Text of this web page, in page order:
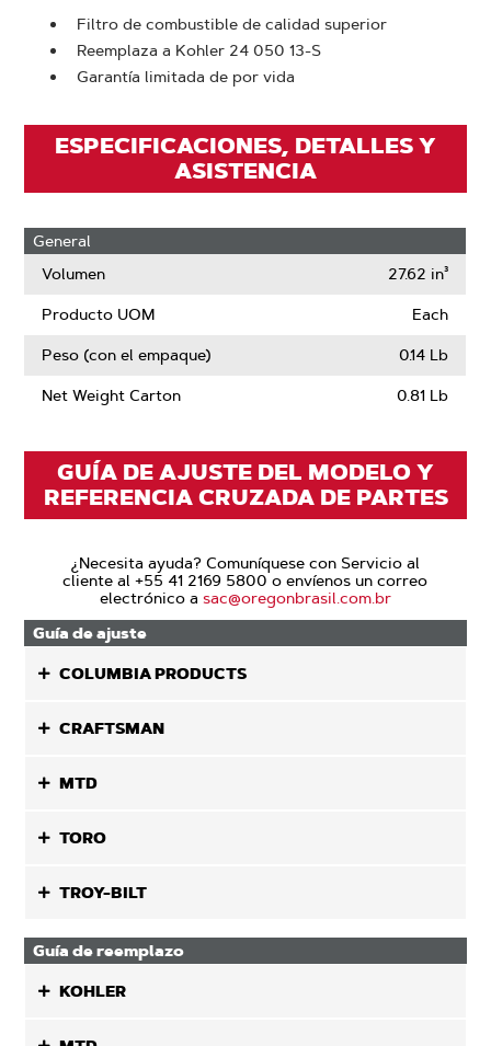
Filtro de combustible de calidad superior
Reemplaza a Kohler 24 050 13-S
Garantía limitada de por vida
ESPECIFICACIONES, DETALLES Y
ASISTENCIA
General
Volumen
27.62 in³
Producto UOM Each
Peso (con el empaque) 0.14 Lb
Net Weight Carton 0.81 Lb
GUÍA DE AJUSTE DEL MODELO Y
REFERENCIA CRUZADA DE PARTES
¿Necesita ayuda? Comuníquese con Servicio al
cliente al +55 41 2169 5800 o envíenos un correo
electrónico a sac@oregonbrasil.com.br
Guía de ajuste
COLUMBIA PRODUCTS
CRAFTSMAN
MTD
TORO
TROY-BILT
Guía de reemplazo
KOHLER